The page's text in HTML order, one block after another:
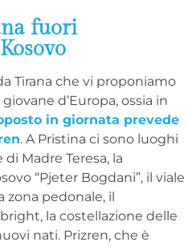
fuori
Tirana che vi proponiamo
d’Europa, ossia in
in giornata prevede
. A Pristina ci sono luoghi
Madre Teresa, la
“Pjeter Bogdani”, il viale
zona pedonale, il
la costellazione delle
nati. Prizren, che è